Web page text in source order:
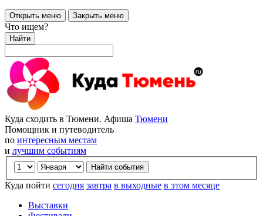
Открыть меню Закрыть меню
Что ищем?
Найти
Куда сходить в Тюмени. Афиша Тюмени
Помощник и путеводитель
по интересным местам
и лучшим событиям
Куда пойти сегодня завтра в выходные в этом месяце
Выставки